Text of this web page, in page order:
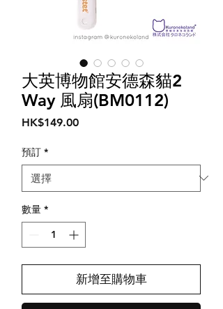
大英博物館安德森貓2
Way 風扇(BM0112)
HK$149.00價
預訂 *
數量 *
新增至購物車